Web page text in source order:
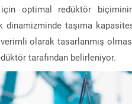
optimal redüktör
dinamizminde taşıma
olarak tasarlanmış
tarafından belirleniyor.